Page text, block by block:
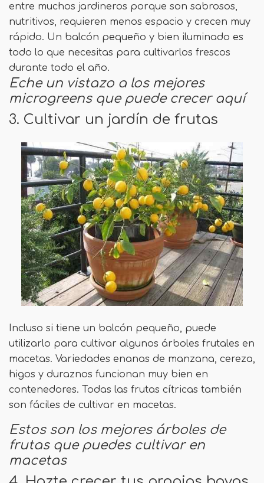
entre muchos jardineros porque son sabrosos,
nutritivos, requieren menos espacio y crecen muy
rápido. Un balcón pequeño y bien iluminado es
todo lo que necesitas para cultivarlos frescos
durante todo el año.
Eche un vistazo a los mejores
microgreens que puede crecer aquí
3. Cultivar un jardín de frutas
Incluso si tiene un balcón pequeño, puede
utilizarlo para cultivar algunos árboles frutales en
macetas. Variedades enanas de manzana, cereza,
higos y duraznos funcionan muy bien en
contenedores. Todas las frutas cítricas también
son fáciles de cultivar en macetas.
Estos son los mejores árboles de
frutas que puedes cultivar en
macetas